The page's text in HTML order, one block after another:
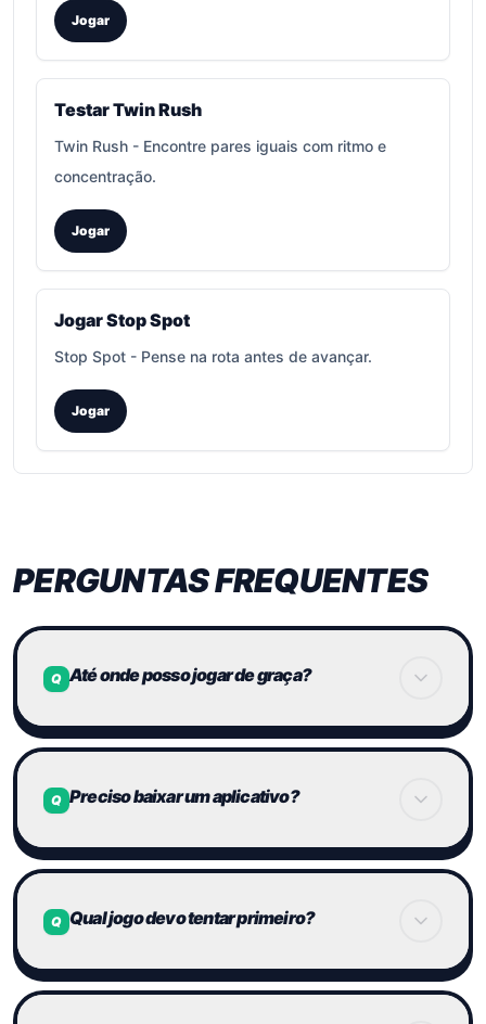
Jogar
Testar Twin Rush
Twin Rush - Encontre pares iguais com ritmo e
concentração.
Jogar
Jogar Stop Spot
Stop Spot - Pense na rota antes de avançar.
Jogar
PERGUNTAS FREQUENTES
Q Até onde posso jogar de graça?
ser testados no navegador. Em serviços
externos, limites e exigências de conta podem
Q Preciso baixar um aplicativo?
navegador em celular ou computador.
Q Qual jogo devo tentar primeiro?